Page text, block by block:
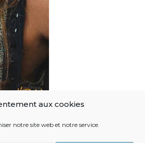
aux cookies
notre site web et notre service.